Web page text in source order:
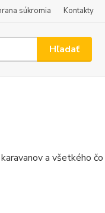
súkromia Kontakty
Hľadať
a všetkého